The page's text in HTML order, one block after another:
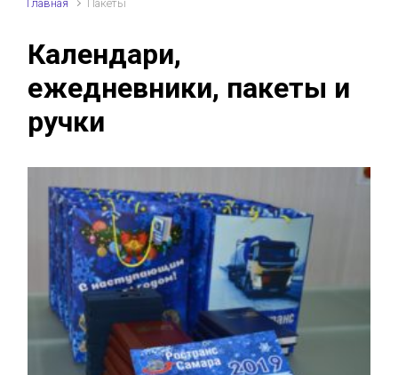
Главная Пакеты
Календари,
ежедневники, пакеты и
ручки